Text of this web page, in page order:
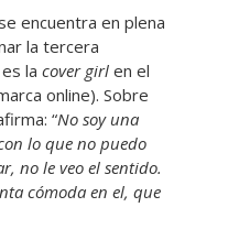
encuentra en plena
la tercera
la cover girl en el
online). Sobre
“No soy una
lo que no puedo
no le veo el sentido.
cómoda en el, que